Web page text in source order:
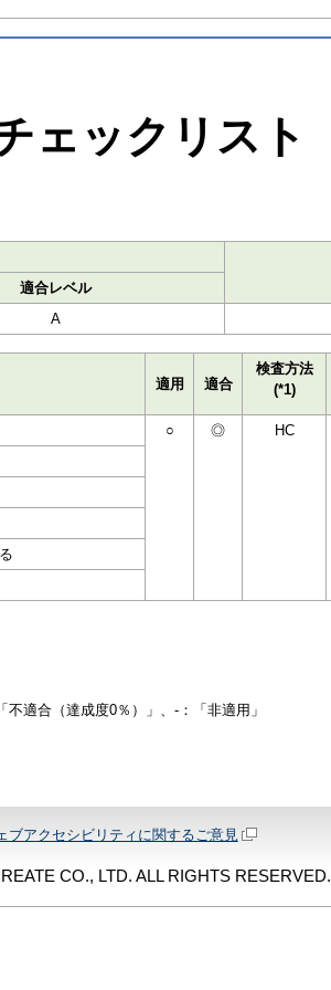
ェックリスト
適合レベル
A
適用 適合
検査方法
(*1)
○ ◎ HC
適合（達成度0％）」、-：「非適用」
ブアクセシビリティに関するご意見
CO., LTD. ALL RIGHTS RESERVED.